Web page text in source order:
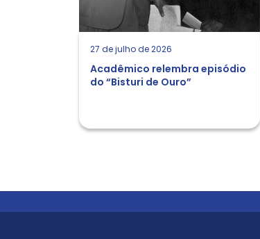
27 de julho de 2026
Acadêmico relembra episódio
do “Bisturi de Ouro”